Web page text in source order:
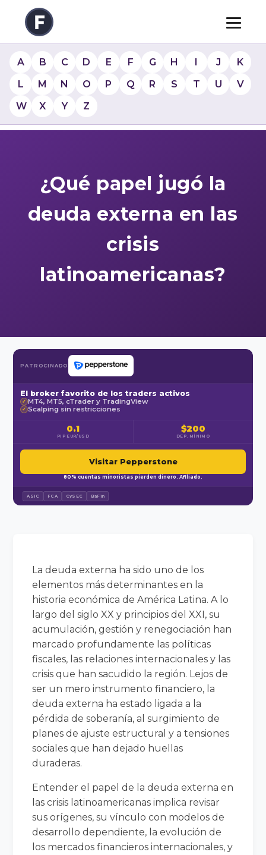
A B C D E F G H I J
K
L
M N O P Q R S T U
V
W
X Y Z
¿Qué papel jugó la
deuda externa en las
crisis
latinoamericanas?
PATROCINADO
El broker favorito de los traders activos
✓ MT4, MT5, cTrader y TradingView
✓ Scalping sin restricciones
0.1
PIP EUR/USD
$200
DEP. MÍNIMO
Visitar Pepperstone
80% cuentas minoristas pierden dinero. Afiliado.
ASIC FCA CySEC BaFin
La deuda externa ha sido uno de los
elementos más determinantes en la
historia económica de América Latina. A lo
largo del siglo XX y principios del XXI, su
acumulación, gestión y renegociación han
marcado profundamente las políticas
fiscales, las relaciones internacionales y las
crisis que han sacudido la región. Lejos de
ser un mero instrumento financiero, la
deuda externa ha estado ligada a la
pérdida de soberanía, al surgimiento de
planes de ajuste estructural y a tensiones
sociales que han dejado huellas
duraderas.
Entender el papel de la deuda externa en
las crisis latinoamericanas implica revisar
sus orígenes, su vínculo con modelos de
desarrollo dependiente, la evolución de
los mercados financieros internacionales, y